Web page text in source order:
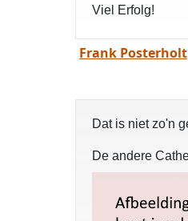
Viel Erfolg!
Frank Posterholt
Dat is niet zo'n
De andere